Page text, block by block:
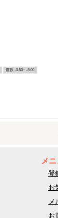
度数 -0.50~ -8.00
メ
登
お
メ
お